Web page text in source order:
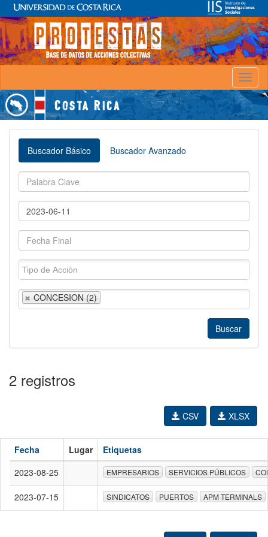
Buscador Básico Buscador Avanzado
CONCESION (2)
2 registros
XLSX
CSV
Fecha Lugar
Etiquetas
2023-08-25
EMPRESARIOS SERVICIOS PÚBLICOS
2023-07-15 SINDICATOS PUERTOS APM TERMINALS